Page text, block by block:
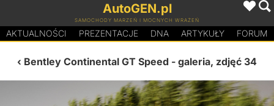
AutoGEN.pl
SAMOCHODY MARZEŃ I MOCNYCH WRAŻEŃ
AKTUALNOŚCI PREZENTACJE DNA ARTYKUŁY FORUM
Bentley Continental GT Speed - galeria, zdjęć 34